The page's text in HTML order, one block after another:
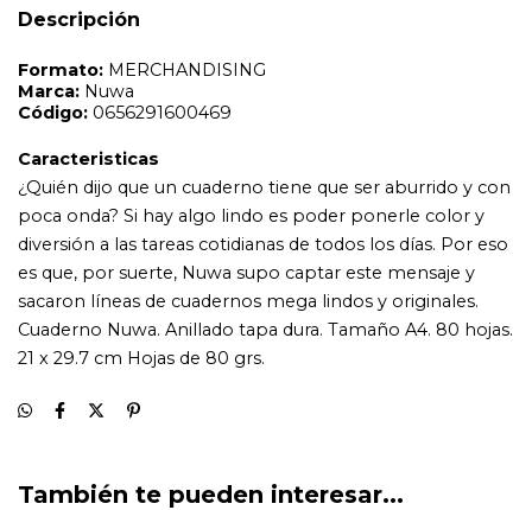
Descripción
Cuaderno Nuwa. Anillado tapa dura. Tamaño A4. 80 hojas.
21 x 29.7 cm Hojas de 80 grs.
También te pueden interesar...